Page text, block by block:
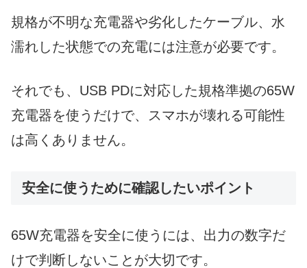
規格が不明な充電器や劣化したケーブル、水
濡れした状態での充電には注意が必要です。
それでも、USB PDに対応した規格準拠の65W
充電器を使うだけで、スマホが壊れる可能性
は高くありません。
安全に使うために確認したいポイント
65W充電器を安全に使うには、出力の数字だ
けで判断しないことが大切です。